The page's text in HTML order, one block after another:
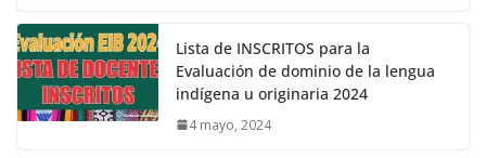
Lista de INSCRITOS para la
Evaluación de dominio de la lengua
indígena u originaria 2024
4 mayo, 2024